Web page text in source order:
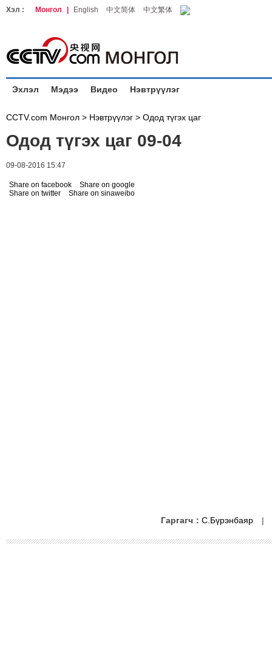
Хэл : Монгол English 中文简体 中文繁体
Эхлэл Мэдээ Видео Нэвтрүүлэг
CCTV.com Монгол > Нэвтрүүлэг > Одод түгэх цаг
Одод түгэх цаг 09-04
09-08-2016 15:47
Share on facebook
Share on google
Share on twitter
Share on sinaweibo
Гаргагч： С.Бүрэнбаяр |